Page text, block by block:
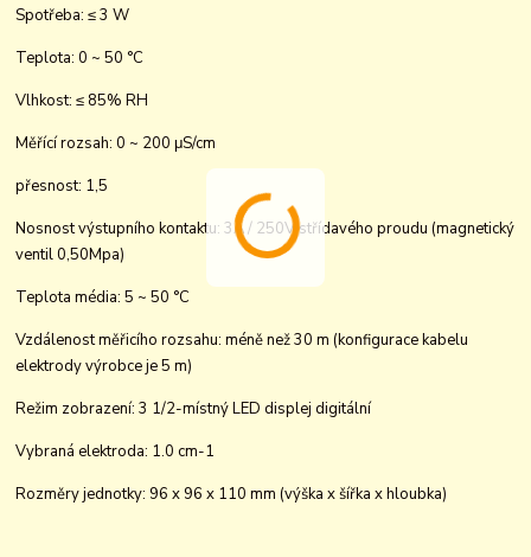
Spotřeba: ≤ 3 W
Teplota: 0 ~ 50 °C
Vlhkost: ≤ 85% RH
Měřící rozsah: 0 ~ 200 μS/cm
přesnost: 1,5
Nosnost výstupního kontaktu: 3A / 250V střídavého proudu (magnetický
ventil0,50Mpa)
Teplota média: 5 ~ 50 °C
Vzdálenost měřicího rozsahu: méně než 30 m (konfigurace kabelu
elektrody výrobce je 5 m)
Režim zobrazení: 3 1/2-místný LED displej digitální
Vybraná elektroda: 1.0 cm-1
Rozměry jednotky: 96 x 96 x 110 mm (výška x šířka x hloubka)